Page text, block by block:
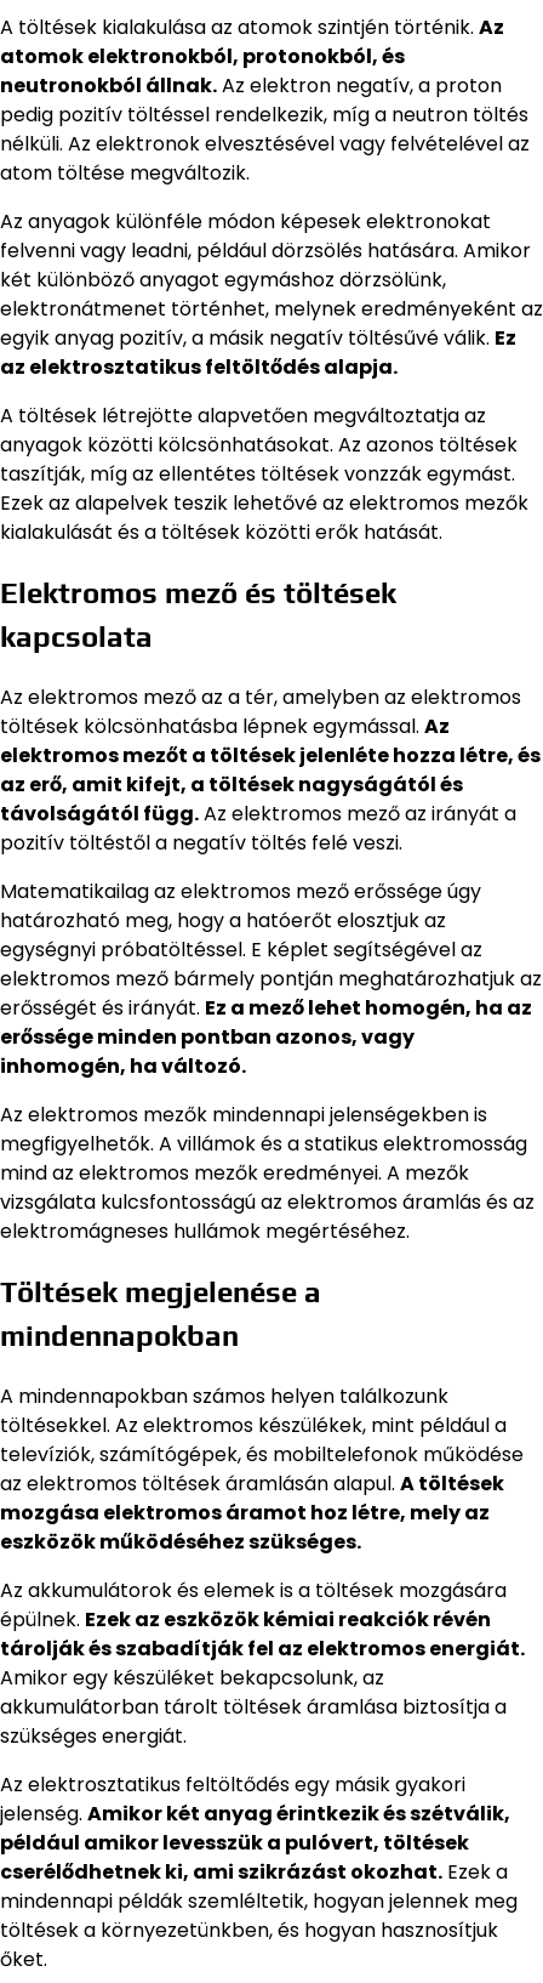
A töltések kialakulása az atomok szintjén történik. Az
atomok elektronokból, protonokból, és
neutronokból állnak.Az elektron negatív, a proton
pedig pozitív töltéssel rendelkezik, míg a neutron töltés
nélküli. Az elektronok elvesztésével vagy felvételével az
atom töltése megváltozik.
Az anyagok különféle módon képesek elektronokat
felvenni vagy leadni, például dörzsölés hatására. Amikor
két különböző anyagot egymáshoz dörzsölünk,
elektronátmenet történhet, melynek eredményeként az
egyik anyag pozitív, a másik negatív töltésűvé válik. Ez
az elektrosztatikus feltöltődés alapja.
A töltések létrejötte alapvetően megváltoztatja az
anyagok közötti kölcsönhatásokat. Az azonos töltések
taszítják, míg az ellentétes töltések vonzzák egymást.
Ezek az alapelvek teszik lehetővé az elektromos mezők
kialakulását és a töltések közötti erők hatását.
Elektromos mező és töltések
kapcsolata
Az elektromos mező az a tér, amelyben az elektromos
töltések kölcsönhatásba lépnek egymással. Az
elektromos mezőt a töltések jelenléte hozza létre, és
az erő, amit kifejt, a töltések nagyságától és
távolságától függ.Az elektromos mező az irányát a
pozitív töltéstől a negatív töltés felé veszi.
Matematikailag az elektromos mező erőssége úgy
határozható meg, hogy a hatóerőt elosztjuk az
egységnyi próbatöltéssel. E képlet segítségével az
elektromos mező bármely pontján meghatározhatjuk az
erősségét és irányát. Ez a mező lehet homogén, ha az
erőssége minden pontban azonos, vagy
inhomogén, ha változó.
Az elektromos mezők mindennapi jelenségekben is
megfigyelhetők. A villámok és a statikus elektromosság
mind az elektromos mezők eredményei. A mezők
vizsgálata kulcsfontosságú az elektromos áramlás és az
elektromágneses hullámok megértéséhez.
Töltések megjelenése a
mindennapokban
A mindennapokban számos helyen találkozunk
töltésekkel. Az elektromos készülékek, mint például a
televíziók, számítógépek, és mobiltelefonok működése
az elektromos töltések áramlásán alapul. A töltések
mozgása elektromos áramot hoz létre, mely az
eszközök működéséhez szükséges.
Az akkumulátorok és elemek is a töltések mozgására
épülnek. Ezek az eszközök kémiai reakciók révén
tárolják és szabadítják fel az elektromos energiát.
Amikor egy készüléket bekapcsolunk, az
akkumulátorban tárolt töltések áramlása biztosítja a
szükséges energiát.
Az elektrosztatikus feltöltődés egy másik gyakori
jelenség. Amikor két anyag érintkezik és szétválik,
például amikor levesszük a pulóvert, töltések
cserélődhetnek ki, ami szikrázást okozhat. Ezek a
mindennapi példák szemléltetik, hogyan jelennek meg
töltések a környezetünkben, és hogyan hasznosítjuk
őket.